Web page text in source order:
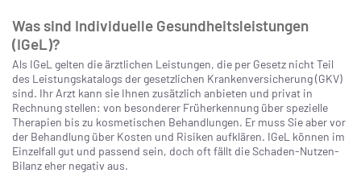
Was sind Individuelle Gesundheitsleistungen
(IGeL)?
Als IGeL gelten die ärztlichen Leistungen, die per Gesetz nicht Teil
des Leistungskatalogs der gesetzlichen Krankenversicherung (GKV)
sind. Ihr Arzt kann sie Ihnen zusätzlich anbieten und privat in
Rechnung stellen: von besonderer Früherkennung über spezielle
Therapien bis zu kosmetischen Behandlungen. Er muss Sie aber vor
der Behandlung über Kosten und Risiken aufklären. IGeL können im
Einzelfall gut und passend sein, doch oft fällt die Schaden-Nutzen-
Bilanz eher negativ aus.